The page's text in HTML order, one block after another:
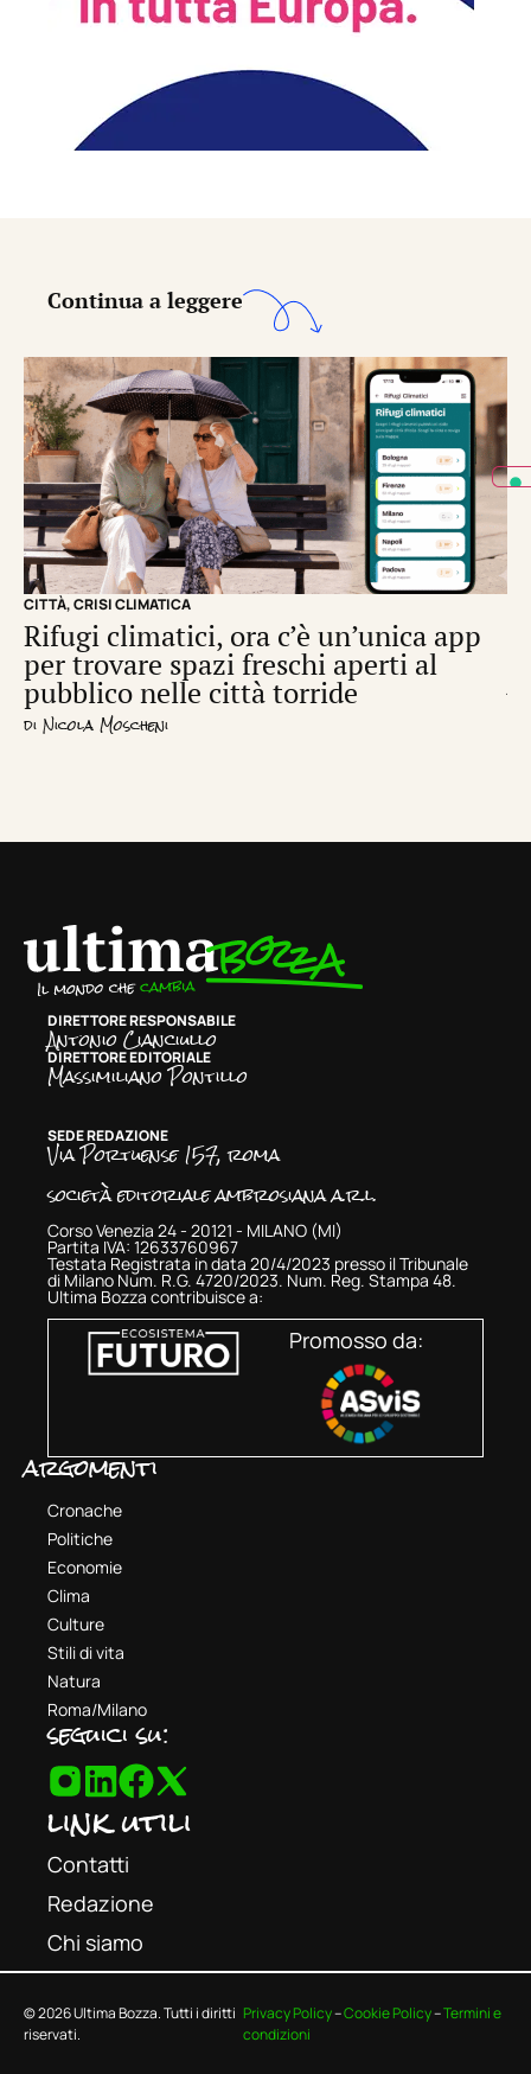
Continua a leggere
CITTÀ,CRISI CLIMATICA
Rifugi climatici, ora c’è un’unica app
per trovare spazi freschi aperti al
pubblico nelle città torride
di Nicola Moscheni
DIRETTORE RESPONSABILE
Antonio Cianciullo
DIRETTORE EDITORIALE
Massimiliano Pontillo
SEDE REDAZIONE
Via Portuense 157, roma
società editoriale ambrosiana a.r.l.
Corso Venezia 24 - 20121 - MILANO (MI)
Partita IVA: 12633760967
Testata Registrata in data 20/4/2023 presso il Tribunale
di Milano Num. R.G. 4720/2023. Num. Reg. Stampa 48.
Ultima Bozza contribuisce a:
Promosso da:
argomenti
Cronache
Politiche
Economie
Clima
Culture
Stili di vita
Natura
Roma/Milano
seguici su:
link utili
Contatti
Redazione
Chi siamo
© 2026 Ultima Bozza. Tutti i diritti
riservati.
Privacy Policy–Cookie Policy–Termini e
condizioni